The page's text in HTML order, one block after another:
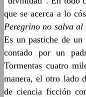
que se acerca a lo
Peregrino no salva al
Es un pastiche de
contado por un
Tormentas cuatro
manera, el otro lado
de ciencia ficción